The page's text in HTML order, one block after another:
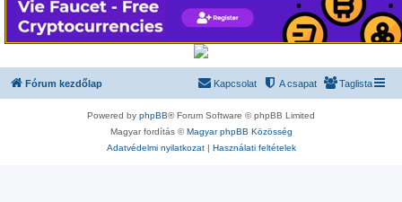
Fórum kezdőlap Taglista
A csapat
Kapcsolat
Powered by phpBB® Forum Software © phpBB Limited
Magyar fordítás © Magyar phpBB Közösség
Adatvédelmi nyilatkozat| Használati feltételek